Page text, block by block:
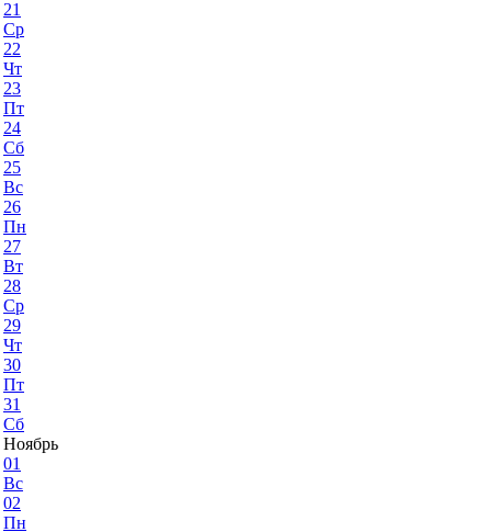
21
Ср
22
Чт
23
Пт
24
Сб
25
Вс
26
Пн
27
Вт
28
Ср
29
Чт
30
Пт
31
Сб
Ноябрь
01
Вс
02
Пн